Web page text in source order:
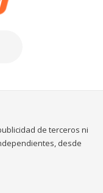
de terceros ni
desde